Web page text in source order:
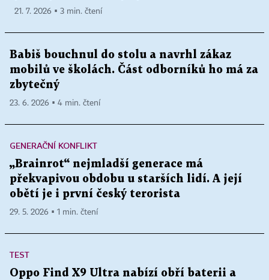
21. 7. 2026 ▪ 3 min. čtení
Babiš bouchnul do stolu a navrhl zákaz
mobilů ve školách. Část odborníků ho má za
zbytečný
23. 6. 2026 ▪ 4 min. čtení
GENERAČNÍ KONFLIKT
„Brainrot“ nejmladší generace má
překvapivou obdobu u starších lidí. A její
obětí je i první český terorista
29. 5. 2026 ▪ 1 min. čtení
TEST
Oppo Find X9 Ultra nabízí obří baterii a